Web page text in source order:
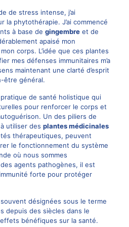
de stress intense, j’ai
la phytothérapie. J’ai commencé
à base de gingembreet de
apaisé mon
corps. L’idée que ces plantes
mes défenses immunitaires m’a
maintenant une clarté d’esprit
être général.
de santé holistique qui
pour renforcer le corps et
Un des piliers de
utiliser des plantes médicinales
thérapeutiques, peuvent
le fonctionnement du système
où nous sommes
agents pathogènes, il est
forte pour protéger
désignées sous le terme
depuis des siècles dans le
bénéfiques sur la santé.